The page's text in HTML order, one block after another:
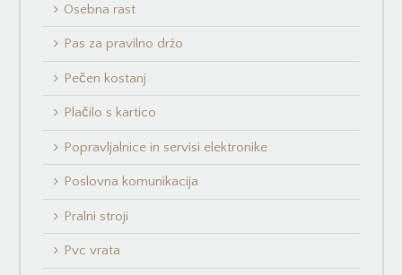
Osebna rast
Pas za pravilno držo
Pečen kostanj
Plačilo s kartico
Popravljalnice in servisi elektronike
Poslovna komunikacija
Pralni stroji
Pvc vrata